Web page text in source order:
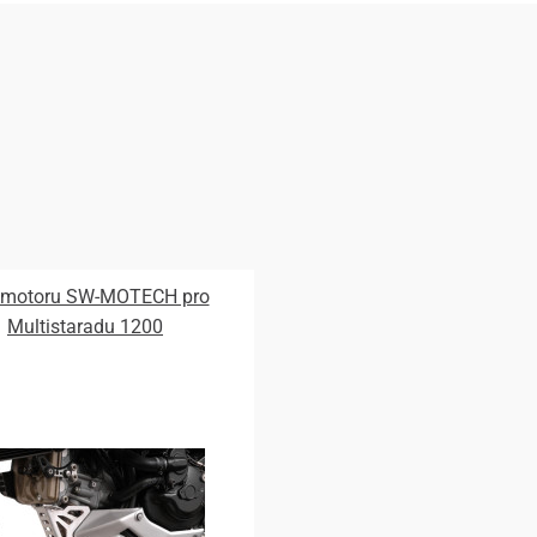
SW-MOTECH pro
Multistaradu 1200